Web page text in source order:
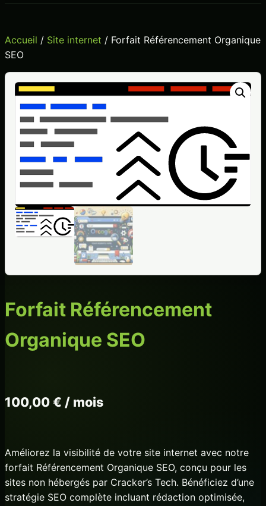
menu
Accueil / Site internet / Forfait Référencement Organique
SEO
Forfait Référencement
Organique SEO
100,00€ / mois
Améliorez la visibilité de votre site internet avec notre
forfait Référencement Organique SEO, conçu pour les
sites non hébergés par Cracker’s Tech. Bénéficiez d’une
stratégie SEO complète incluant rédaction optimisée,